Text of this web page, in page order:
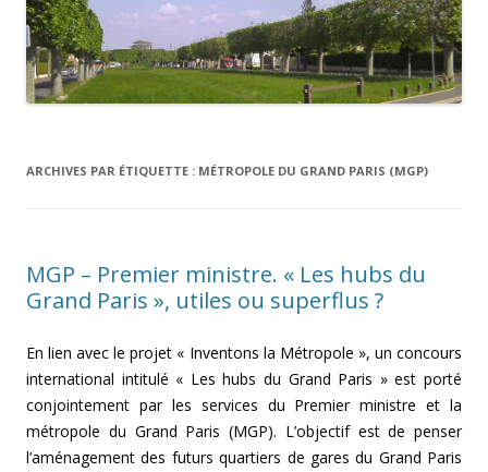
ARCHIVES PAR ÉTIQUETTE : MÉTROPOLE DU GRAND PARIS (MGP)
MGP – Premier ministre. « Les hubs du
Grand Paris », utiles ou superflus ?
En lien avec le projet « Inventons la Métropole », un concours
international intitulé « Les hubs du Grand Paris » est porté
conjointement par les services du Premier ministre et la
métropole du Grand Paris (MGP). L’objectif est de penser
l’aménagement des futurs quartiers de gares du Grand Paris